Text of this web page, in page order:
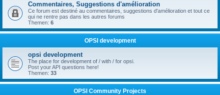
Commentaires, Suggestions d'amélioration
Ce forum est destiné au commentaires, suggestions d'amélioration et tout ce
qui ne rentre pas dans les autres forums
Themen: 6
OPSI development
opsi development
The place for development of / with / for opsi.
Post your API questions here!
Themen: 33
OPSI Community Projects